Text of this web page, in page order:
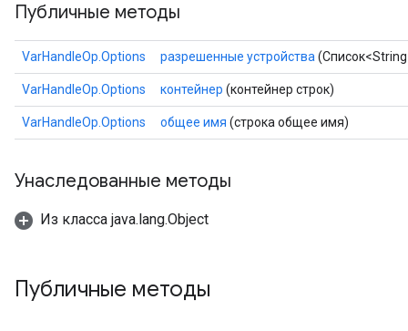
Публичные методы
VarHandleOp.Options разрешенные устройства
VarHandleOp.Options контейнер (контейнер строк)
VarHandleOp.Options общее имя (строка общее имя)
Унаследованные методы
Из класса java.lang.Object
Публичные методы